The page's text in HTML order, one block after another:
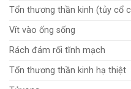
Tổn thương thần kinh (tủy cổ
Vít vào ống sống
Rách đám rối tĩnh mạch
Tổn thương thần kinh hạ thiệt